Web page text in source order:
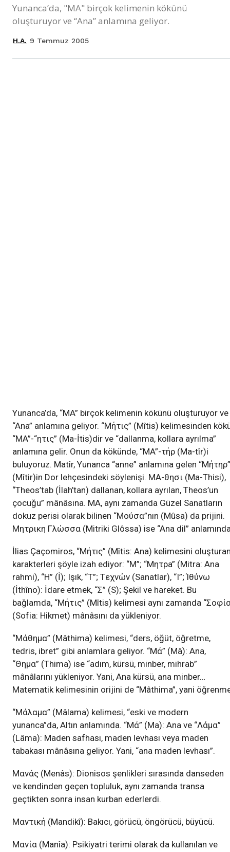
Yunanca’da, "MA" birçok kelimenin kökünü
oluşturuyor ve “Ana” anlamına geliyor.
H.A. 9 Temmuz 2005
Yunanca’da, “MA” birçok kelimenin kökünü oluşturuyor ve
“Ana” anlamına geliyor. “Mήτις” (Mîtis) kelimesinden
“MA”-“ητις” (Ma-İtis)dir ve “dallanma, kollara ayrılma”
anlamına gelir. Onun da kökünde, “MA”-τήρ (Ma-tîr)i
buluyoruz. Matîr, Yunanca “anne” anlamına gelen “Mήτηρ”
(Mîtir)in Dor lehçesindeki söylenişi. MA-θησι (Ma-Thisi),
“Theos’tab (İlah’tan) dallanan, kollara ayrılan, Theos’un
çocuğu” mânâsına. MA, aynı zamanda Güzel Sanatların
dokuz perisi olarak bilinen “Mούσα”nın (Mûsa) da prijini.
Mητρικη Гλώσσα (Mitriki Glôssa) ise “Ana dil”
İlias Çaçomiros, “Mήτıς” (Mîtis: Ana) kelimesini
karakterleri şöyle izah ediyor: “M”; “Mητρa” (Mitra: Ana
rahmi), “H” (İ); Işık, “T”; Tεχνών (Sanatlar), “I”; Ίθύνω
(İthîno): İdare etmek, “Σ” (S); Şekil ve hareket. Bu
bağlamda, “Mήτις” (Mîtis) kelimesi aynı zamanda
(Sofia: Hikmet) mânâsını da yükleniyor.
“Mάθημα” (Mâthima) kelimesi, “ders, öğüt, öğretme,
tedris, ibret” gibi anlamlara geliyor. “Mά” (Mâ): Ana,
“Θημα” (Thima) ise “adım, kürsü, minber, mihrab”
mânâlarını yükleniyor. Yani, Ana kürsü, ana minber…
Matematik kelimesinin orijini de “Mâthima”, yani
“Mάλαμα” (Mâlama) kelimesi, “eski ve modern
yunanca”da, Altın anlamında. “Mά” (Ma): Ana ve “Λάμα”
(Lâma): Maden safhası, maden levhası veya maden
tabakası mânâsına geliyor. Yani, “ana maden levhası”.
Mανάς (Menâs): Dionisos şenlikleri sırasında danseden
ve kendinden geçen topluluk, aynı zamanda transa
geçtikten sonra insan kurban ederlerdi.
Mαντική (Mandikî): Bakıcı, görücü, öngörücü, büyücü.
Mανία (Manîa): Psikiyatri terimi olarak da kullanılan ve